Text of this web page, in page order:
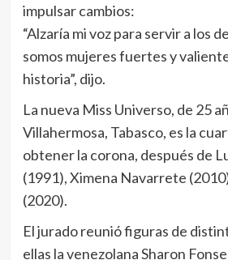
impulsar cambios:
“Alzaría mi voz para servir a los
somos mujeres fuertes y
historia”, dijo.
La nueva Miss Universo, de 25
Villahermosa, Tabasco, es la
obtener la corona, después de
(1991), Ximena Navarrete
(2020).
El jurado reunió figuras de
ellas la venezolana Sharon